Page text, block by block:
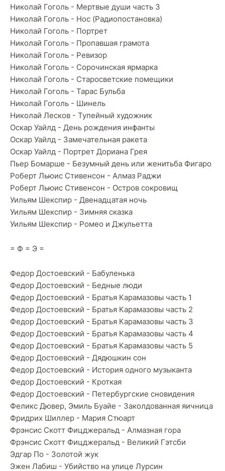
Николай Гоголь - Мертвые души часть 3
Николай Гоголь - Нос (Pадиопостановка)
Николай Гоголь - Портрет
Николай Гоголь - Пропавшая грамота
Николай Гоголь - Ревизор
Николай Гоголь - Сорочинская ярмарка
Николай Гоголь - Старосветские помещики
Николай Гоголь - Тарас Бульба
Николай Гоголь - Шинель
Николай Лесков - Тупейный художник
Оскар Уайлд - День рождения инфанты
Оскар Уайлд - Замечательная ракета
Оскар Уайлд - Портрет Дориана Грея
Пьер Бомарше - Безумный день или женитьба Фигаро
Роберт Льюис Стивенсон - Алмаз Раджи
Роберт Льюис Стивенсон - Остров сокровищ
Уильям Шекспир - Двенадцатая ночь
Уильям Шекспир - Зимняя сказка
Уильям Шекспир - Ромео и Джульетта
= Ф = Э =
Федор Достоевский - Бабуленька
Федор Достоевский - Бедные люди
Федор Достоевский - Братья Карамазовы часть 1
Федор Достоевский - Братья Карамазовы часть 2
Федор Достоевский - Братья Карамазовы часть 3
Федор Достоевский - Братья Карамазовы часть 4
Федор Достоевский - Братья Карамазовы часть 5
Федор Достоевский - Дядюшкин сон
Федор Достоевский - История одного музыканта
Федор Достоевский - Кроткая
Федор Достоевский - Петербургские сновидения
Феликс Дювер, Эмиль Буайе - Заколдованная яичница
Фридрих Шиллер - Мария Стюарт
Фрэнсис Скотт Фицджеральд - Алмазная гора
Фрэнсис Скотт Фицджеральд - Великий Гэтсби
Эдгар По - Золотой жук
Эжен Лабиш - Убийство на улице Лурсин